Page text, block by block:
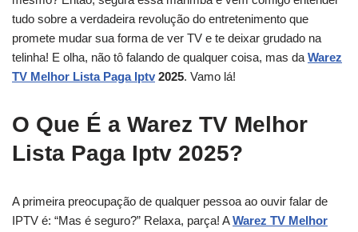
tudo sobre a verdadeira revolução do entretenimento que
promete mudar sua forma de ver TV e te deixar grudado na
telinha! E olha, não tô falando de qualquer coisa, mas da Warez
TV Melhor Lista Paga Iptv 2025. Vamo lá!
O Que É a Warez TV Melhor
Lista Paga Iptv 2025?
A primeira preocupação de qualquer pessoa ao ouvir falar de
IPTV é: “Mas é seguro?” Relaxa, parça! AWarez TV Melhor